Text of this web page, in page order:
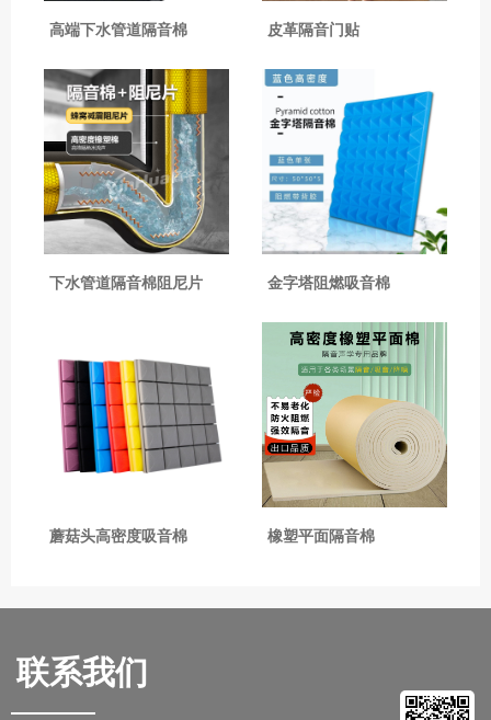
高端下水管道隔音棉 皮革隔音门贴
下水管道隔音棉阻尼片 金字塔阻燃吸音棉
蘑菇头高密度吸音棉 橡塑平面隔音棉
联系我们